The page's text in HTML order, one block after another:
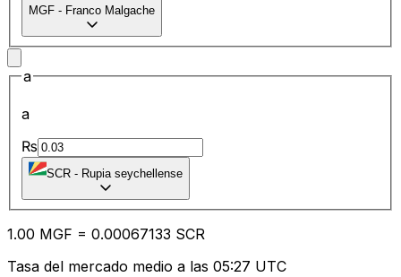
MGF - Franco Malgache
a
a
₨
SCR - Rupia seychellense
1.00 MGF = 0.00067133 SCR
Tasa del mercado medio a las 05:27 UTC